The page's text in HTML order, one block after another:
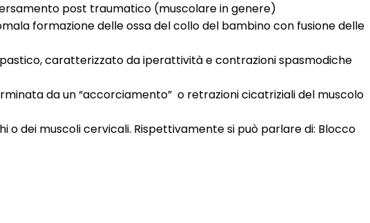
post traumatico (muscolare in genere)
formazione delle ossa del collo del bambino con fusione delle
caratterizzato da iperattività e contrazioni spasmodiche
da un “accorciamento” o retrazioni cicatriziali del muscolo
dei muscoli cervicali. Rispettivamente si può parlare di: Blocco